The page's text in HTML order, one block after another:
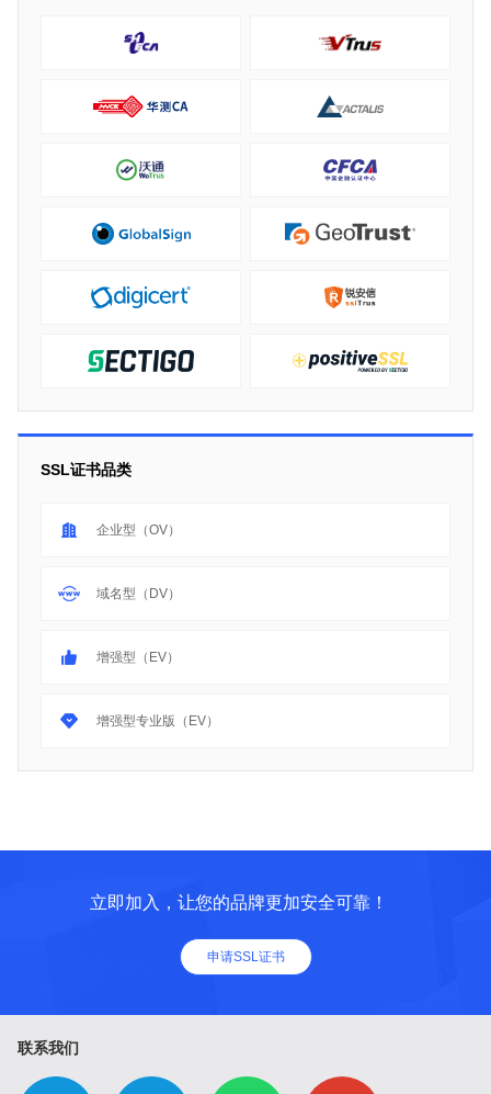
SSL证书品类
企业型（OV）
域名型（DV）
增强型（EV）
增强型专业版（EV）
立即加入，让您的品牌更加安全可靠！
申请SSL证书
联系我们